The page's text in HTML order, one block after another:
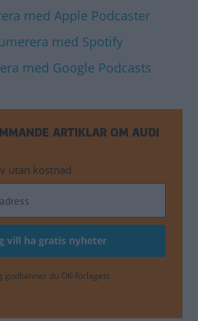
ARTIKLAR OM AUDI
utan kostnad
godkänner du OK-förlagets